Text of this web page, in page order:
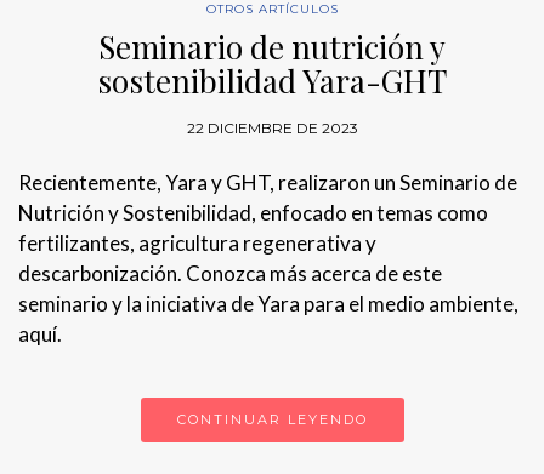
OTROS ARTÍCULOS
Seminario de nutrición y
sostenibilidad Yara-GHT
22 DICIEMBRE DE 2023
Recientemente, Yara y GHT, realizaron un Seminario de
Nutrición y Sostenibilidad, enfocado en temas como
fertilizantes, agricultura regenerativa y
descarbonización. Conozca más acerca de este
seminario y la iniciativa de Yara para el medio ambiente,
aquí.
CONTINUAR LEYENDO